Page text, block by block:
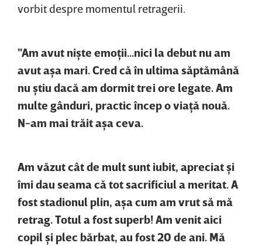
vorbit despre momentul retragerii.
"Am avut nişte emoţii...nici la debut nu am
avut aşa mari. Cred că în ultima săptămână
nu ştiu dacă am dormit trei ore legate. Am
multe gânduri, practic încep o viaţă nouă.
N-am mai trăit aşa ceva.
Am văzut cât de mult sunt iubit, apreciat şi
îmi dau seama că tot sacrificiul a meritat. A
fost stadionul plin, aşa cum am vrut să mă
retrag. Totul a fost superb! Am venit aici
copil şi plec bărbat, au fost 20 de ani. Mă